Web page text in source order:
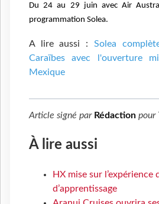
Du 24 au 29 juin avec Air
programmation Solea.
A lire aussi : Solea
Caraïbes avec l'ouverture
Mexique
Article signé par Rédaction pour
À lire aussi
HX mise sur l’expérience
d’apprentissage